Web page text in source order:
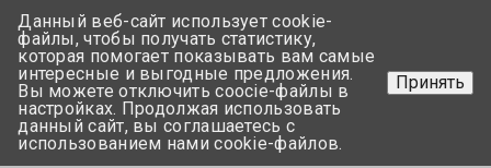
+375 17-350-99-56
+375 44-752-82-08
Задать вопрос
Данный веб-сайт использует cookie-
файлы, чтобы получать статистику,
которая помогает показывать вам самые
интересные и выгодные предложения.
Вы можете отключить coocie-файлы в
настройках. Продолжая использовать
данный сайт, вы соглашаетесь с
использованием нами cookie-файлов.
Принять